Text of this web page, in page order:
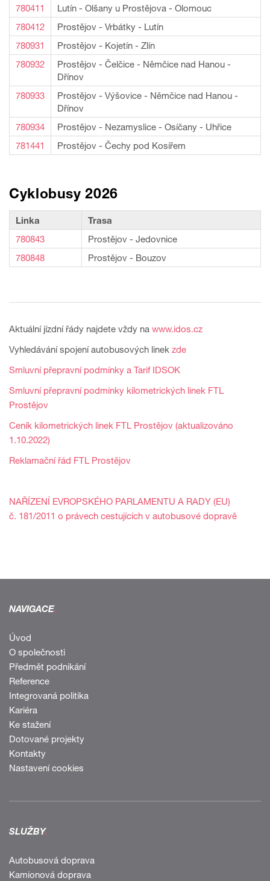
780411 Lutín - Olšany u Prostějova - Olomouc
780412 Prostějov - Vrbátky - Lutín
780931 Prostějov - Kojetín - Zlín
780932
Prostějov - Čelčice - Němčice nad Hanou -
Dřínov
780933
Prostějov - Výšovice - Němčice nad Hanou -
Dřínov
780934 Prostějov - Nezamyslice - Osíčany - Uhřice
781441 Prostějov - Čechy pod Kosířem
Cyklobusy 2026
Linka Trasa
780843 Prostějov - Jedovnice
780848 Prostějov - Bouzov
Aktuální jízdní řády najdete vždy na www.idos.cz
Vyhledávání spojení autobusových linek zde
Smluvní přepravní podmínky a Tarif IDSOK
Smluvní přepravní podmínky kilometrických linek FTL
Prostějov
Ceník kilometrických linek FTL Prostějov (aktualizováno
1.10.2022)
Reklamační řád FTL Prostějov
NAŘÍZENÍ EVROPSKÉHO PARLAMENTU A RADY (EU)
č. 181/2011 o právech cestujících v autobusové dopravě
NAVIGACE.
Úvod
O společnosti
Předmět podnikání
Reference
Integrovaná politika
Kariéra
Ke stažení
Dotované projekty
Kontakty
Nastavení cookies
SLUŽBY.
Autobusová doprava
Kamionová doprava